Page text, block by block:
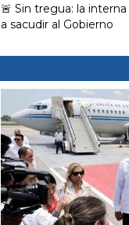
🚨 Sin tregua: la
a sacudir al Gobierno